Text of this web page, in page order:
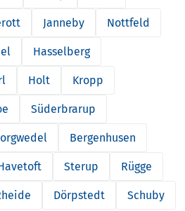
Janneby Nottfeld
Hasselberg
Holt Kropp
Süderbrarup
Bergenhusen
Sterup Rügge
Dörpstedt Schuby